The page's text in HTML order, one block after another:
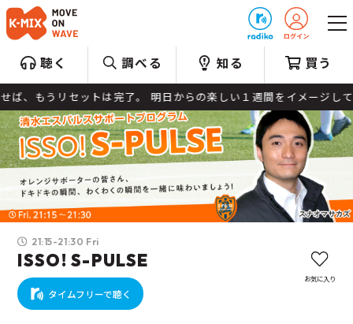
聴く 調べる 知る 買う
うリセットは完了。 明日からの楽しい１週間をイメージして
21:15-21:30 Fri
ISSO! S-PULSE
タイムフリーで聴く
お気に入り